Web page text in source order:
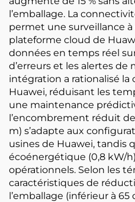
l’emballage. La
permet une surveillance
plateforme cloud de
données en temps réel
d’erreurs et les alertes de
intégration a rationalisé la
Huawei, réduisant les
une maintenance
l’encombrement réduit de
m) s’adapte aux
usines de Huawei, tandis
écoénergétique (0,8 kW/
opérationnels. Selon les
caractéristiques de
l’emballage (inférieur à